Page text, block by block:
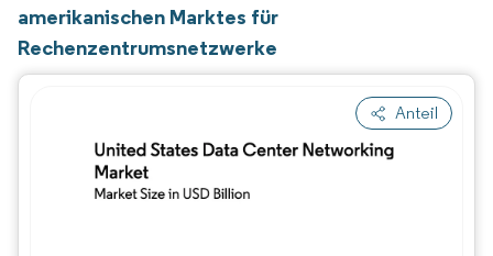
amerikanischen Marktes für
Rechenzentrumsnetzwerke
Anteil